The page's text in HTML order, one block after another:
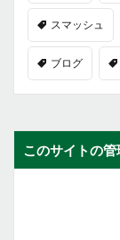
スマッシュ
ブログ
このサイトの管